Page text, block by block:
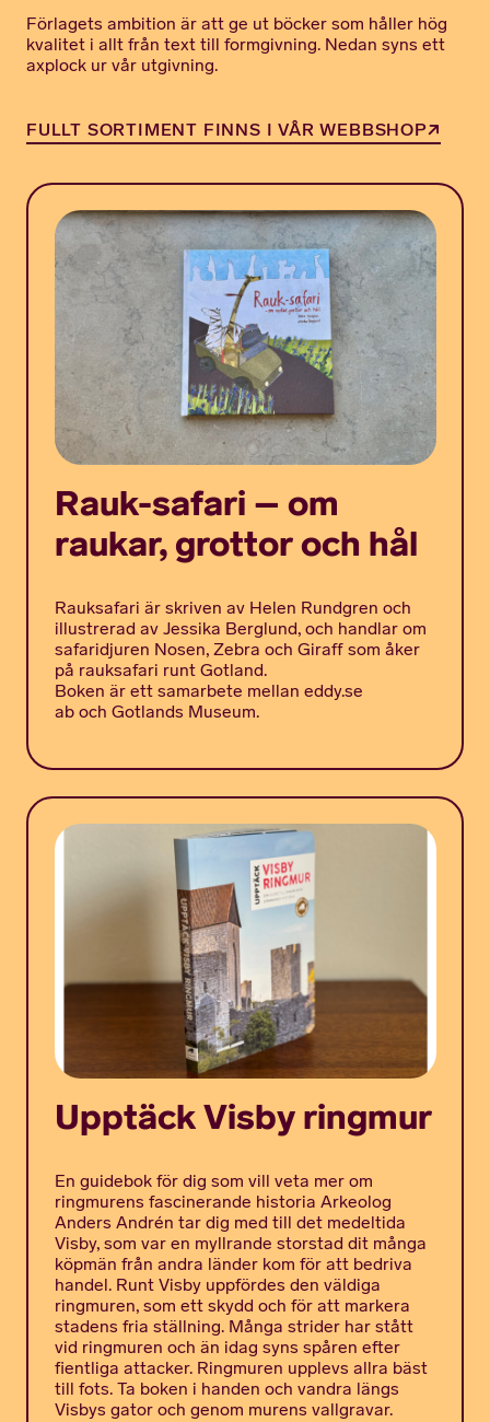
Förlagets ambition är att ge ut böcker som håller hög
kvalitet i allt från text till formgivning. Nedan syns ett
axplock ur vår utgivning.
FULLT SORTIMENT FINNS I VÅR WEBBSHOP
Rauk-safari – om
raukar, grottor och hål
Rauksafari är skriven av Helen Rundgren och
illustrerad av Jessika Berglund, och handlar om
safaridjuren Nosen, Zebra och Giraff som åker
på rauksafari runt Gotland.
Boken är ett samarbete mellan eddy.se
ab och Gotlands Museum.
Upptäck Visby ringmur
En guidebok för dig som vill veta mer om
ringmurens fascinerande historia Arkeolog
Anders Andrén tar dig med till det medeltida
Visby, som var en myllrande storstad dit många
köpmän från andra länder kom för att bedriva
handel. Runt Visby uppfördes den väldiga
ringmuren, som ett skydd och för att markera
stadens fria ställning. Många strider har stått
vid ringmuren och än idag syns spåren efter
fientliga attacker. Ringmuren upplevs allra bäst
till fots. Ta boken i handen och vandra längs
Visbys gator och genom murens vallgravar.